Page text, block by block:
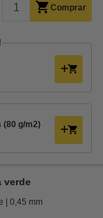
Comprar
(80 g/m2)
verde
0,45 mm